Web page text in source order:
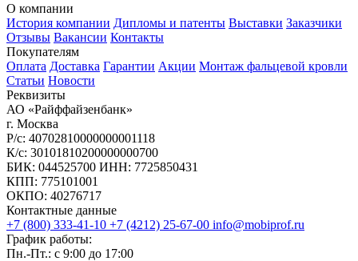
О компании
История компании Дипломы и патенты Выставки Заказчики
Отзывы Вакансии Контакты
Покупателям
Оплата Доставка Гарантии Акции Монтаж фальцевой кровли
Статьи Новости
Реквизиты
АО «Райффайзенбанк»
г. Москва
Р/с: 40702810000000001118
К/с: 30101810200000000700
БИК: 044525700 ИНН: 7725850431
КПП: 775101001
ОКПО: 40276717
Контактные данные
+7 (800) 333-41-10 +7 (4212) 25-67-00 info@mobiprof.ru
График работы:
Пн.-Пт.: с 9:00 до 17:00